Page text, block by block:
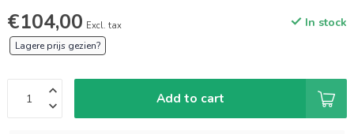
€104,00 Excl. tax In stock
Lagere prijs gezien?
Add to cart